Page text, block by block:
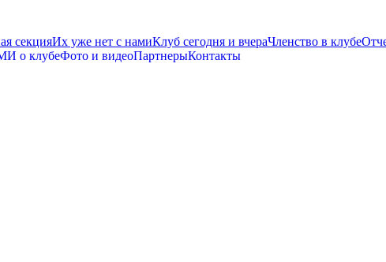
секцияИх уже нет с намиКлуб сегодня и вчераЧленство в клубе
о клубеФото и видеоПартнерыКонтакты